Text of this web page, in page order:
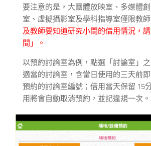
要注意的是，大團體放映室、多媒體
室、虛擬攝影室及學科指導室僅限教師
及教師要知道研究小間的借用情況，
間」。
以預約討論室為例，點選「討論室」
適當的討論室，含當日使用的三天前
預約的討論室編號；借用當天保留 15
用將會自動取消預約，並記違規一次。